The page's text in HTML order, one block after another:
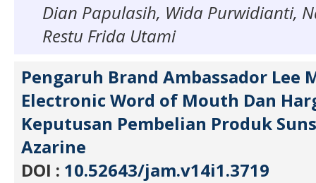
Dian Papulasih, Wida Purwidianti,
Restu Frida Utami
Pengaruh Brand Ambassador Lee
Electronic Word of Mouth Dan
Keputusan Pembelian Produk
Azarine
DOI : 10.52643/jam.v14i1.3719